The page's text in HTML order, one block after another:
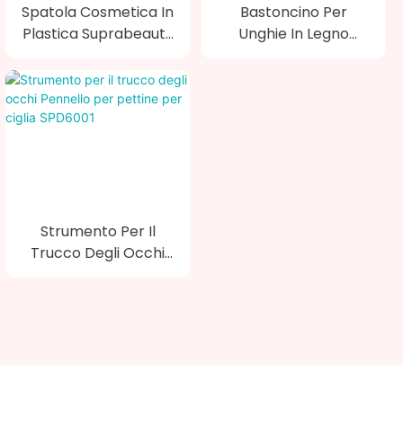
Spatola Cosmetica In
Plastica Suprabeauty
Bastoncino Per
Unghie In Legno
Strumento Per Il
Trucco Degli Occhi